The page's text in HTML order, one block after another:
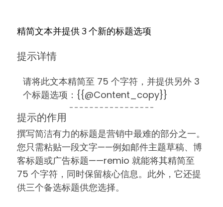
精简文本并提供 3 个新的标题选项
提示详情
请将此文本精简至 75 个字符，并提供另外 3
个标题选项：{{@Content_copy}}
提示的作用
撰写简洁有力的标题是营销中最难的部分之一。
您只需粘贴一段文字——例如邮件主题草稿、博
客标题或广告标题——remio 就能将其精简至
75 个字符，同时保留核心信息。此外，它还提
供三个备选标题供您选择。